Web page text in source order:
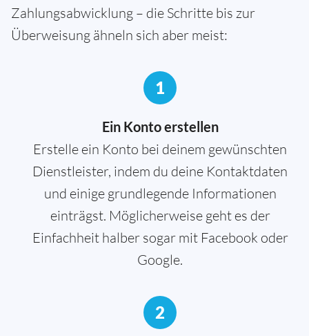
Zahlungsabwicklung – die Schritte bis zur
Überweisung ähneln sich aber meist:
1
Ein Konto erstellen
Erstelle ein Konto bei deinem gewünschten
Dienstleister, indem du deine Kontaktdaten
und einige grundlegende Informationen
einträgst. Möglicherweise geht es der
Einfachheit halber sogar mit Facebook oder
Google.
2